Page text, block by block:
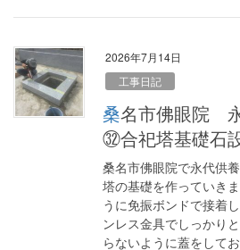
2026年7月14日
工事日記
桑名市佛眼院 永代供養墓工事
㉜合祀塔基礎石
桑名市佛眼院で永代供
塔の基礎を作っていき
うに免振ボンドで接着
ンレス金具でしっかり
らないように蓋をして